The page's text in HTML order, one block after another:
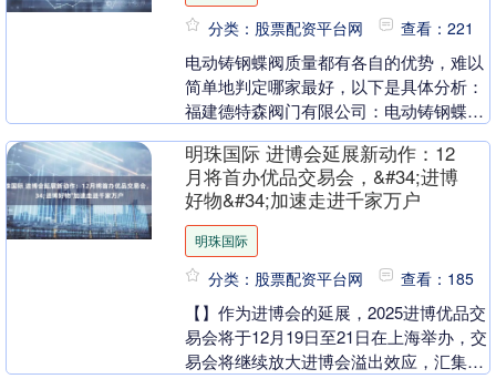
分类：股票配资平台网 查看：221
电动铸钢蝶阀质量都有各自的优势，难以
简单地判定哪家最好，以下是具体分析：
福建德特森阀门有限公司：电动铸钢蝶阀
称。在行业内口....
明珠国际 进博会延展新动作：12
月将首办优品交易会，&#34;进博
好物&#34;加速走进千家万户
明珠国际
分类：股票配资平台网 查看：185
【】作为进博会的延展，2025进博优品交
易会将于12月19日至21日在上海举办，交
易会将继续放大进博会溢出效应，汇集本